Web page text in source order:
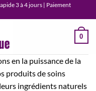
3 à 4 jours | Paiement
0
en la puissance de la
produits de soins
ingrédients naturels